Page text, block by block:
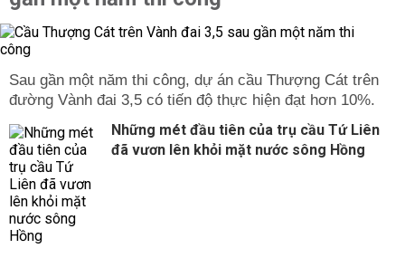
Sau gần một năm thi công, dự án cầu Thượng Cát trên
đường Vành đai 3,5 có tiến độ thực hiện đạt hơn 10%.
Những mét đầu tiên của trụ cầu Tứ Liên
đã vươn lên khỏi mặt nước sông Hồng